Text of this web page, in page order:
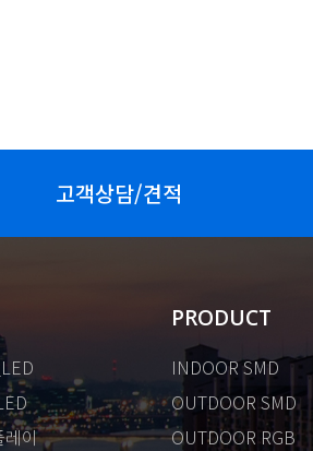
고객상담/견적
레이
PRODUCT
INDOOR SMD
OUTDOOR SMD
OUTDOOR RGB